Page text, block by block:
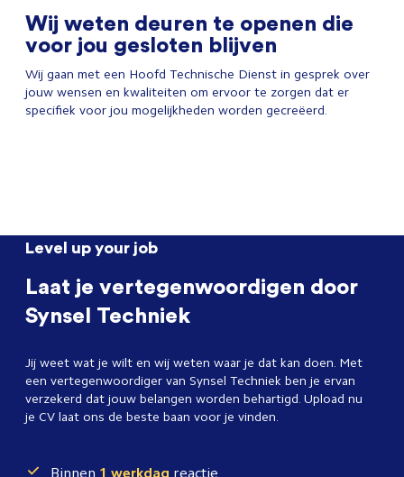
Wij weten deuren te openen die
voor jou gesloten blijven
Wij gaan met een Hoofd Technische Dienst in gesprek over
jouw wensen en kwaliteiten om ervoor te zorgen dat er
specifiek voor jou mogelijkheden worden gecreëerd.
Level up your job
Laat je vertegenwoordigen door
Synsel Techniek
Jij weet wat je wilt en wij weten waar je dat kan doen. Met
een vertegenwoordiger van Synsel Techniek ben je ervan
verzekerd dat jouw belangen worden behartigd. Upload nu
je CV laat ons de beste baan voor je vinden.
Binnen 1 werkdag reactie